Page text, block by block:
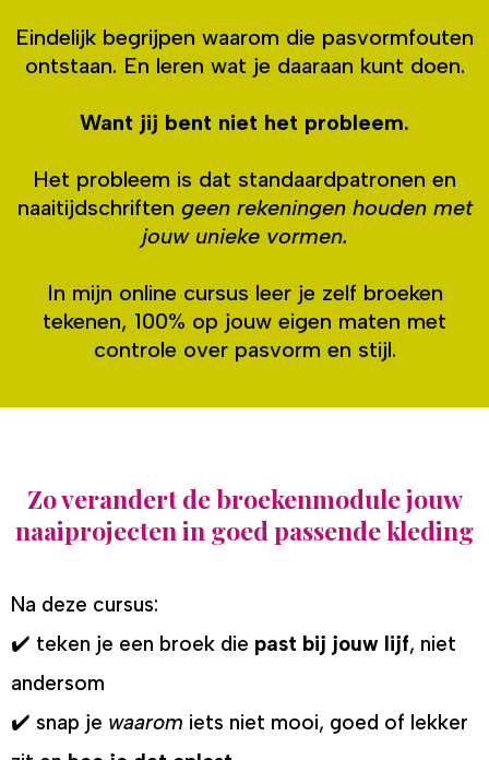
Eindelijk begrijpen waarom die pasvormfouten
ontstaan. En leren wat je daaraan kunt doen.
Want jij bent niet het probleem.
Het probleem is dat standaardpatronen en
naaitijdschriften geen rekeningen houden met
jouw unieke vormen.
In mijn online cursus leer je zelf broeken
tekenen, 100% op jouw eigen maten met
controle over pasvorm en stijl.
Zo verandert de broekenmodule jouw
naaiprojecten in goed passende kleding
Na deze cursus:
✔️ teken je een broek die past bij jouw lijf, niet
andersom
✔️ snap je waarom iets niet mooi, goed of lekker